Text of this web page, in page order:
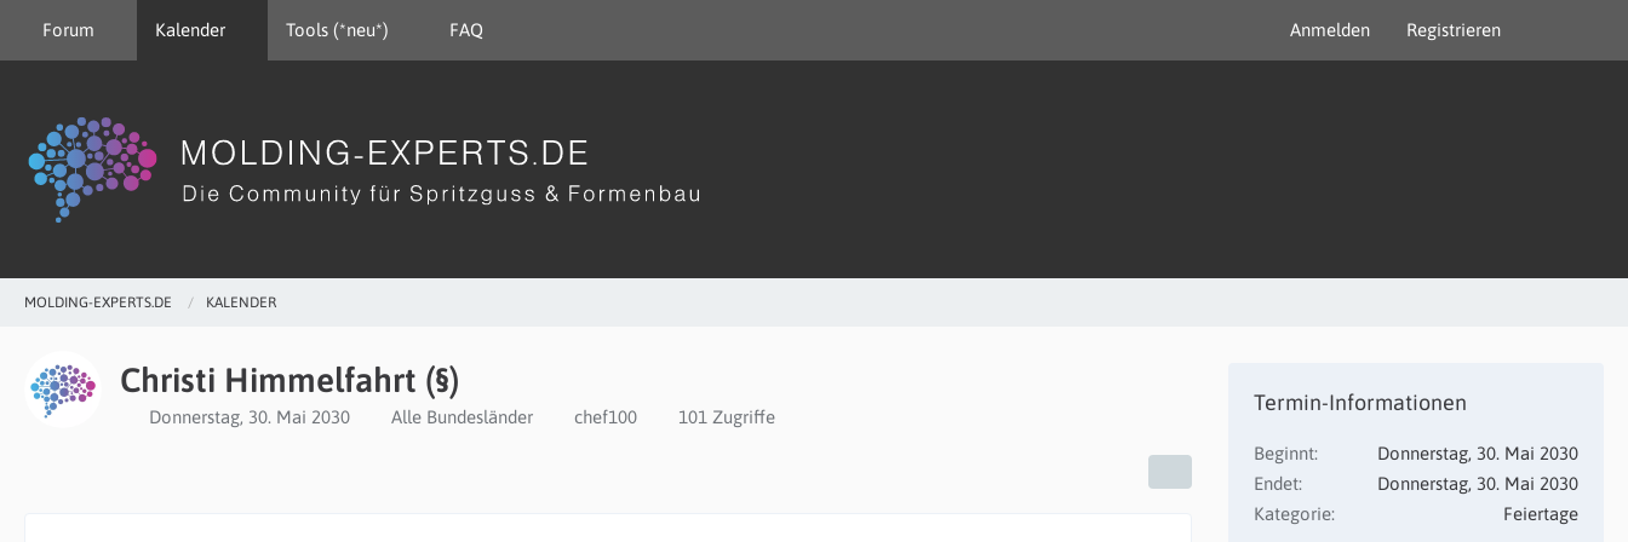
Forum Kalender Tools (*neu*) FAQ Anmelden Registrieren
MOLDING-EXPERTS.DE KALENDER
Christi Himmelfahrt (§)
Donnerstag, 30. Mai 2030 Alle Bundesländer chef100 101 Zugriffe
Termin-Informationen
Beginnt
Donnerstag, 30. Mai 2030
Endet
Donnerstag, 30. Mai 2030
Kategorie
Feiertage